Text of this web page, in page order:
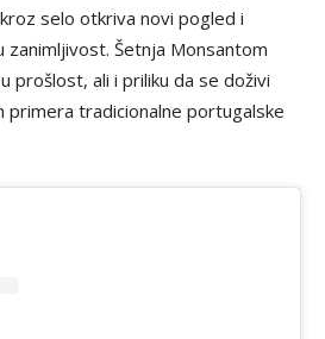
selo otkriva novi pogled i
zanimljivost. Šetnja Monsantom
prošlost, ali i priliku da se doživi
primera tradicionalne portugalske